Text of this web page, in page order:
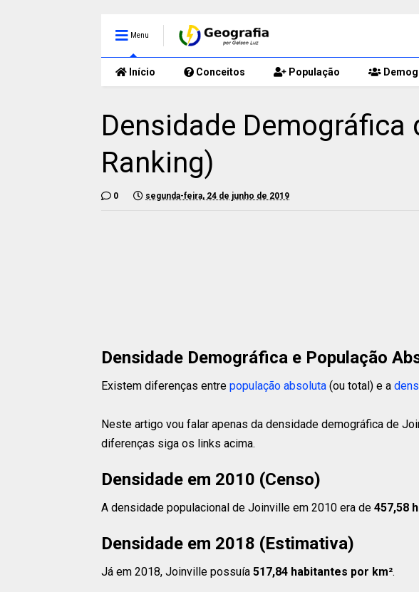
Menu
Início Conceitos População
Densidade Demográfica
Ranking)
0 segunda-feira, 24 de junho de 2019
Densidade Demográfica e População
Existem diferenças entre população absoluta (ou total) e a
Neste artigo vou falar apenas da densidade demográfica de
diferenças siga os links acima.
Densidade em 2010 (Censo)
A densidade populacional de Joinville em 2010 era de 457,58
Densidade em 2018 (Estimativa)
Já em 2018, Joinville possuía 517,84 habitantes por km².